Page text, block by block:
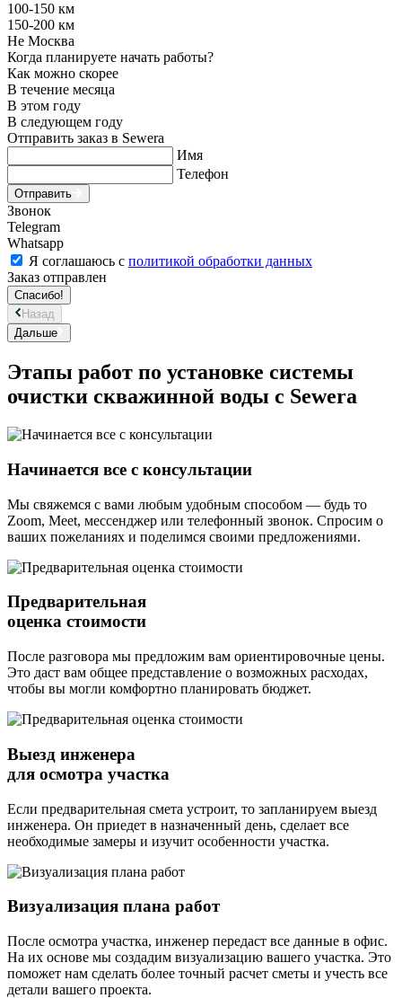
100-150 км
150-200 км
Не Москва
Когда планируете начать работы?
Как можно скорее
В течение месяца
В этом году
В следующем году
Отправить заказ в Sewera
Имя
Телефон
Отправить
Звонок
Telegram
Whatsapp
Я соглашаюсь с политикой обработки данных
Заказ отправлен
Спасибо!
Назад
Дальше
Этапы работ по установке системы
очистки скважинной воды с Sewera
Начинается все с консультации
Мы свяжемся с вами любым удобным способом — будь то
Zoom, Meet, мессенджер или телефонный звонок. Спросим о
ваших пожеланиях и поделимся своими предложениями.
Предварительная
оценка стоимости
После разговора мы предложим вам ориентировочные цены.
Это даст вам общее представление о возможных расходах,
чтобы вы могли комфортно планировать бюджет.
Выезд инженера
для осмотра участка
Если предварительная смета устроит, то запланируем выезд
инженера. Он приедет в назначенный день, сделает все
необходимые замеры и изучит особенности участка.
Визуализация плана работ
После осмотра участка, инженер передаст все данные в офис.
На их основе мы создадим визуализацию вашего участка. Это
поможет нам сделать более точный расчет сметы и учесть все
детали вашего проекта.